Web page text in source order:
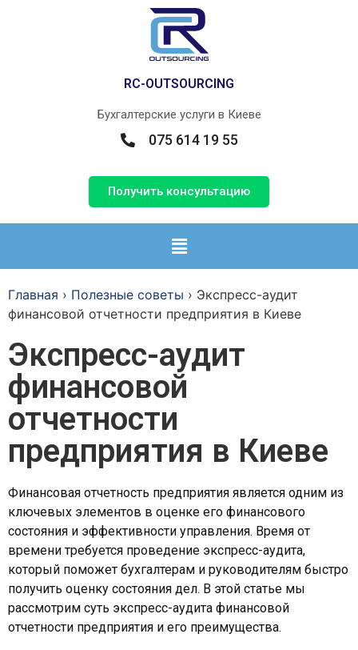
RС-OUTSOURCING
Бухгалтерские услуги в Киеве
075 614 19 55
Получить консультацию
Главная › Полезные советы › Экспресс-аудит
финансовой отчетности предприятия в Киеве
Экспресс-аудит
финансовой
отчетности
предприятия в Киеве
Финансовая отчетность предприятия является одним из
ключевых элементов в оценке его финансового
состояния и эффективности управления. Время от
времени требуется проведение экспресс-аудита,
который поможет бухгалтерам и руководителям быстро
получить оценку состояния дел. В этой статье мы
рассмотрим суть экспресс-аудита финансовой
отчетности предприятия и его преимущества.